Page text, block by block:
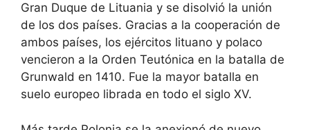
Gran Duque de Lituania y se disolvió la unión
de los dos países. Gracias a la cooperación de
ambos países, los ejércitos lituano y polaco
vencieron a la Orden Teutónica en la batalla de
Grunwald en 1410. Fue la mayor batalla en
suelo europeo librada en todo el siglo XV.